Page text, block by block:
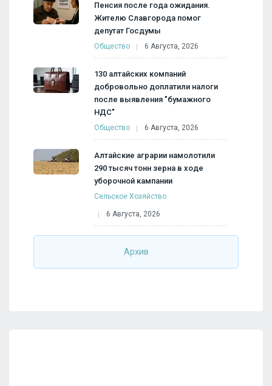
Пенсия после года ожидания.
Жителю Славгорода помог
депутат Госдумы
Общество 6 Августа, 2026
130 алтайских компаний
добровольно доплатили налоги
после выявления "бумажного
НДС"
Общество 6 Августа, 2026
Алтайские аграрии намолотили
290 тысяч тонн зерна в ходе
уборочной кампании
Сельское Хозяйство
6 Августа, 2026
Архив